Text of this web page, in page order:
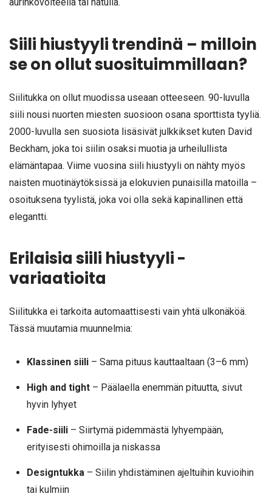
Siili hiustyyli trendinä – milloin
se on ollut suosituimmillaan?
Siilitukka on ollut muodissa useaan otteeseen. 90-luvulla
siili nousi nuorten miesten suosioon osana sporttista tyyliä.
2000-luvulla sen suosiota lisäsivät julkkikset kuten David
Beckham, joka toi siilin osaksi muotia ja urheilullista
elämäntapaa. Viime vuosina siili hiustyyli on nähty myös
naisten muotinäytöksissä ja elokuvien punaisilla matoilla –
osoituksena tyylistä, joka voi olla sekä kapinallinen että
elegantti.
Erilaisia siili hiustyyli -
variaatioita
Siilitukka ei tarkoita automaattisesti vain yhtä ulkonäköä.
Tässä muutamia muunnelmia:
Klassinen siili– Sama pituus kauttaaltaan (3–6 mm)
High and tight– Päälaella enemmän pituutta, sivut
hyvin lyhyet
Fade-siili– Siirtymä pidemmästä lyhyempään,
erityisesti ohimoilla ja niskassa
Designtukka– Siilin yhdistäminen ajeltuihin kuvioihin
tai kulmiin